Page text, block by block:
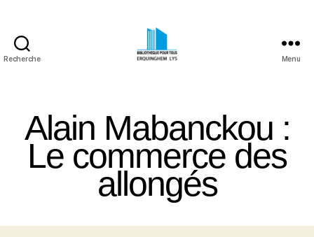
Recherche
Erquinghem
Lys
Menu
Alain Mabanckou :
Le commerce des
allongés